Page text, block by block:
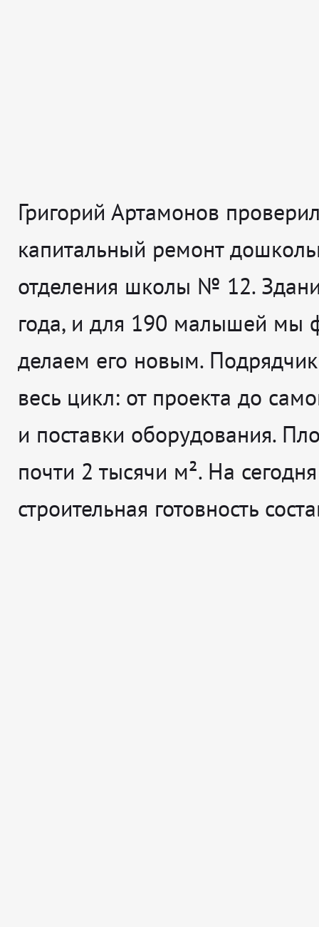
Григорий Артамонов
капитальный ремонт
отделения школы № 12.
года, и для 190 малышей мы
делаем его новым. Подрядчик
весь цикл: от проекта до
и поставки оборудования.
почти 2 тысячи м². На сегодня
строительная готовность